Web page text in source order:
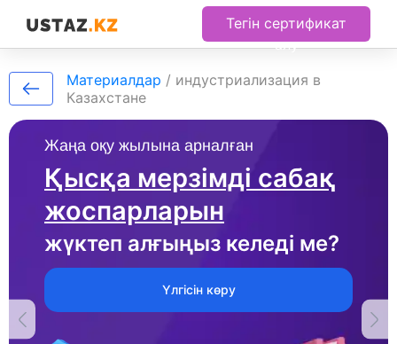
Тегін сертификат
алу
Жаңа оқу жылына арналған
Қысқа мерзімді сабақ
жоспарларын
жүктеп алғыңыз келеді ме?
Үлгісін көру
Материалдар / индустриализация в
Казахстане